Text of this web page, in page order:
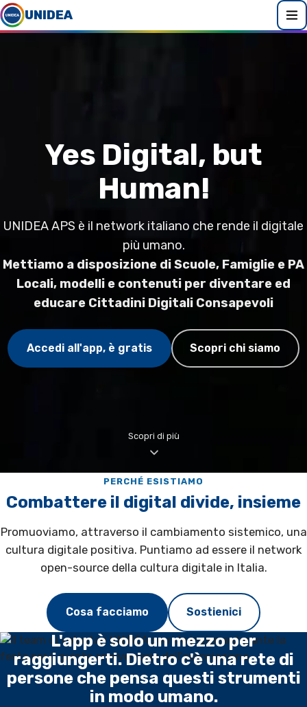
UNIDEA
Yes Digital, but
Human!
UNIDEA APS è il network italiano che rende il digitale
più umano.
Mettiamo a disposizione di Scuole, Famiglie e PA
Locali, modelli e contenuti per diventare ed
educare Cittadini Digitali Consapevoli
Accedi all'app, è gratis Scopri chi siamo
Scopri di più
PERCHÉ ESISTIAMO
Combattere il digital divide, insieme
Promuoviamo, attraverso il cambiamento sistemico, una
cultura digitale positiva. Puntiamo ad essere il network
open-source della cultura digitale in Italia.
Cosa facciamo Sostienici
L'app è solo un mezzo per
raggiungerti. Dietro c'è una rete di
persone che pensa questi strumenti
in modo umano.